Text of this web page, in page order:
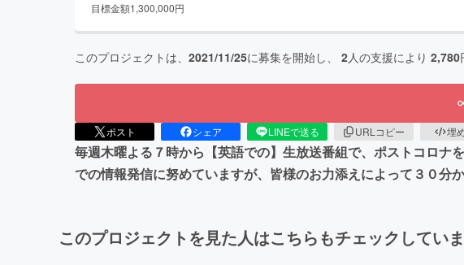
目標金額1,300,000円
このプロジェクトは、 2021/11/25に募集を開始し、 2人の支援により 2,780
ポスト シェア LINEで送る URLコピー 埋
毎週木曜よる７時から【英語での】生放送番組で、ポストコロ
での情報発信に努めていますが、皆様のお力添えによって３０分
このプロジェクトを見た人はこちらもチェックしてい